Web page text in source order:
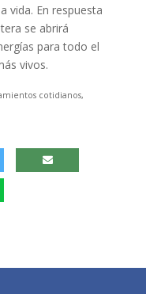
vida. En respuesta
se abrirá
para todo el
vivos.
cotidianos,